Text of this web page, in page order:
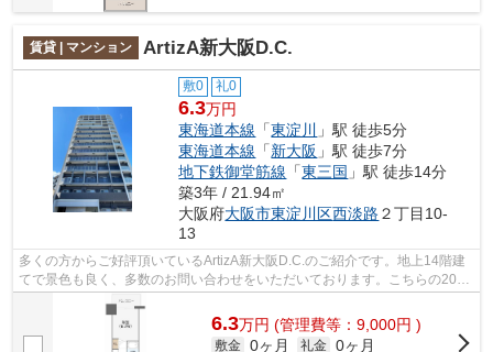
賃貸 | マンション ArtizA新大阪D.C.
敷0 礼0
6.3万円
東海道本線 「東淀川
」駅 徒歩5分
東海道本線 「新大阪 」駅 徒歩7分
地下鉄御堂筋線 「東三国 」駅 徒歩14分
築3年 / 21.94㎡
大阪府大阪市東淀川区西淡路 ２丁目10-
13
多くの方からご好評頂いているArtizA新大阪D.C.のご紹介です。地上14階建
てで景色も良く、多数のお問い合わせをいただいております。こちらの2022
年築の物件は多くの方からご好評を頂...
6.3万円 (管理費等：9,000円 )
敷金 0ヶ月 礼金 0ヶ月